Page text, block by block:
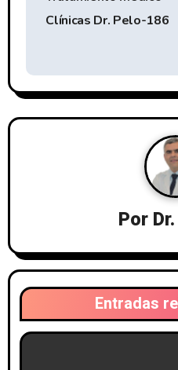
a
c
e
e
n
Clínicas Dr. Pelo-186
Por
Entradas